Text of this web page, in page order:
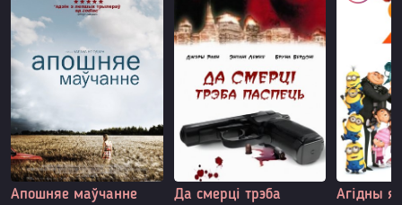
Апошняе маўчанне
Да смерці трэба
Агідны я